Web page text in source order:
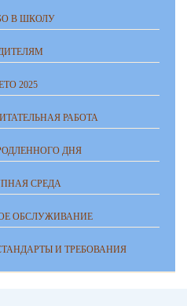
В ШКОЛУ
2025
РАБОТА
ДНЯ
СРЕДА
ОБСЛУЖИВАНИЕ
И ТРЕБОВАНИЯ